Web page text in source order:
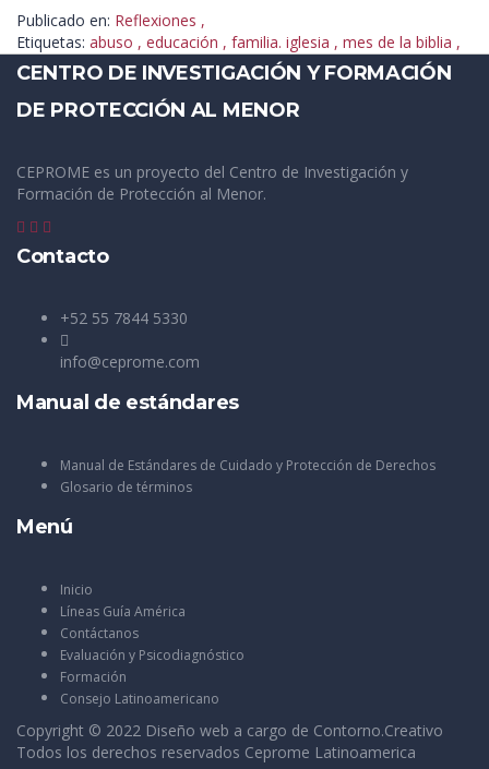
Publicado en: Reflexiones ,
Etiquetas: abuso , educación , familia. iglesia , mes de la biblia ,
CENTRO DE INVESTIGACIÓN Y FORMACIÓN
DE PROTECCIÓN AL MENOR
CEPROME es un proyecto del Centro de Investigación y
Formación de Protección al Menor.
Contacto
+52 55 7844 5330
info@ceprome.com
Manual de estándares
Manual de Estándares de Cuidado y Protección de Derechos
Glosario de términos
Menú
Inicio
Líneas Guía América
Contáctanos
Evaluación y Psicodiagnóstico
Formación
Consejo Latinoamericano
Copyright © 2022 Diseño web a cargo de Contorno.Creativo
Todos los derechos reservados Ceprome Latinoamerica